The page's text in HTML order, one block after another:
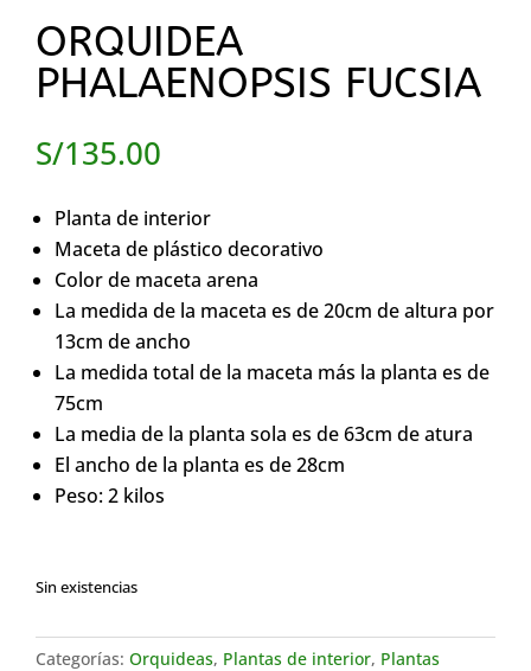
ORQUIDEA
PHALAENOPSIS FUCSIA
S/135.00
Planta de interior
Maceta de plástico decorativo
Color de maceta arena
La medida de la maceta es de 20cm de altura por
13cm de ancho
La medida total de la maceta más la planta es de
75cm
La media de la planta sola es de 63cm de atura
El ancho de la planta es de 28cm
Peso: 2 kilos
Sin existencias
Categorías: Orquideas, Plantas de interior, Plantas